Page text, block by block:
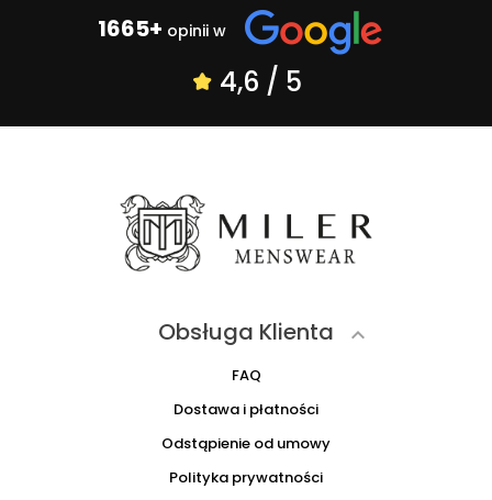
1665+ opinii w
4,6 / 5
Obsługa Klienta 
FAQ
Dostawa i płatności
Odstąpienie od umowy
Polityka prywatności